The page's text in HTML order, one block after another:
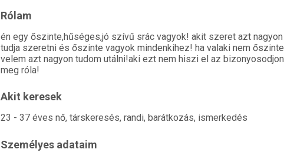
Rólam
én egy őszinte,hűséges,jó szívű srác vagyok! akit szeret azt nagyon
tudja szeretni és őszinte vagyok mindenkihez! ha valaki nem őszinte
velem azt nagyon tudom utálni!aki ezt nem hiszi el az bizonyosodjon
meg róla!
Akit keresek
23 - 37 éves nő, társkeresés, randi, barátkozás, ismerkedés
Személyes adataim